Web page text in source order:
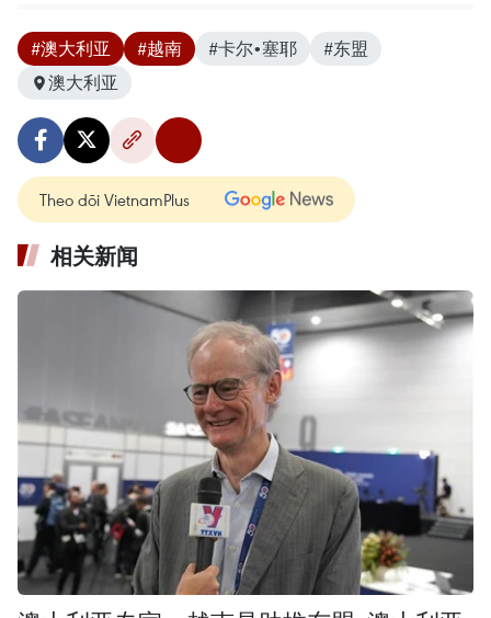
#澳大利亚 #越南 #卡尔•塞耶
#东盟
澳大利亚
Theo dõi VietnamPlus
相关新闻